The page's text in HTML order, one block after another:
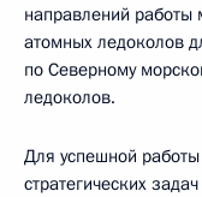
направлений работы
атомных ледоколов
по Северному
ледоколов.
Для успешной
стратегических